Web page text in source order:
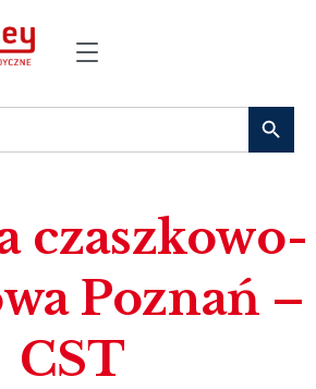
czaszkowo-
Poznań –
CST